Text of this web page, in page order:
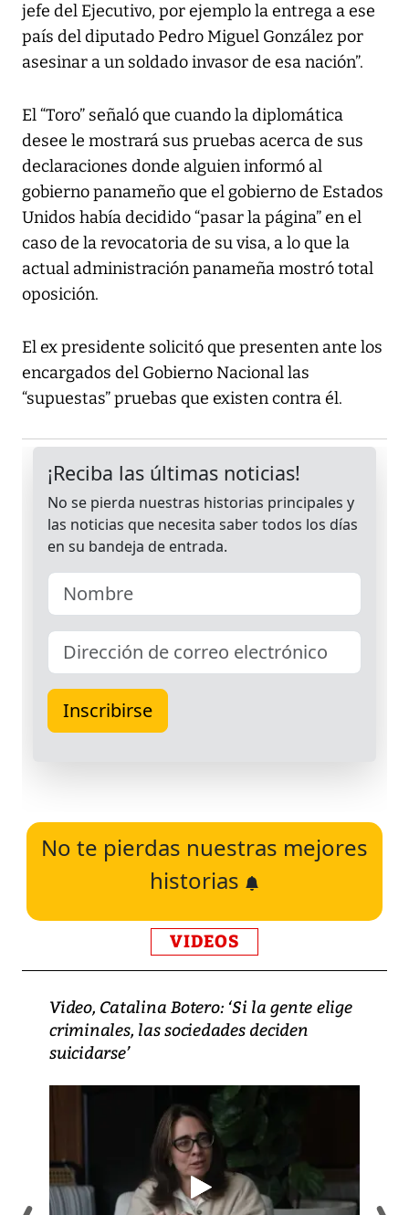
jefe del Ejecutivo, por ejemplo la entrega a ese
país del diputado Pedro Miguel González por
asesinar a un soldado invasor de esa nación”.
El “Toro” señaló que cuando la diplomática
desee le mostrará sus pruebas acerca de sus
declaraciones donde alguien informó al
gobierno panameño que el gobierno de Estados
Unidos había decidido “pasar la página” en el
caso de la revocatoria de su visa, a lo que la
actual administración panameña mostró total
oposición.
El ex presidente solicitó que presenten ante los
encargados del Gobierno Nacional las
“supuestas” pruebas que existen contra él.
No te pierdas nuestras mejores
historias
VIDEOS
Video, Catalina Botero: ‘Si la gente elige
criminales, las sociedades deciden
suicidarse’